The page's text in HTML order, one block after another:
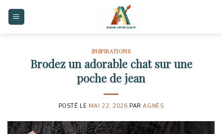
INSPIRATIONS
Brodez un adorable chat sur une
poche de jean
POSTÉ LE MAI 22, 2026 PARAGNÈS